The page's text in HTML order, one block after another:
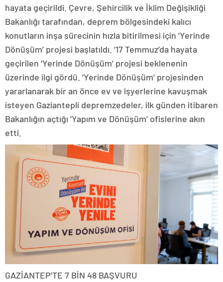
hayata geçirildi. Çevre, Şehircilik ve İklim Değişikliği
Bakanlığı tarafından, deprem bölgesindeki kalıcı
konutların inşa sürecinin hızla bitirilmesi için ‘Yerinde
Dönüşüm’ projesi başlatıldı. ‘17 Temmuz’da hayata
geçirilen ‘Yerinde Dönüşüm’ projesi beklenenin
üzerinde ilgi gördü. ‘Yerinde Dönüşüm’ projesinden
yararlanarak bir an önce ev ve işyerlerine kavuşmak
isteyen Gaziantepli depremzedeler, ilk günden itibaren
Bakanlığın açtığı ‘Yapım ve Dönüşüm’ ofislerine akın
etti.
GAZİANTEP’TE 7 BİN 48 BAŞVURU